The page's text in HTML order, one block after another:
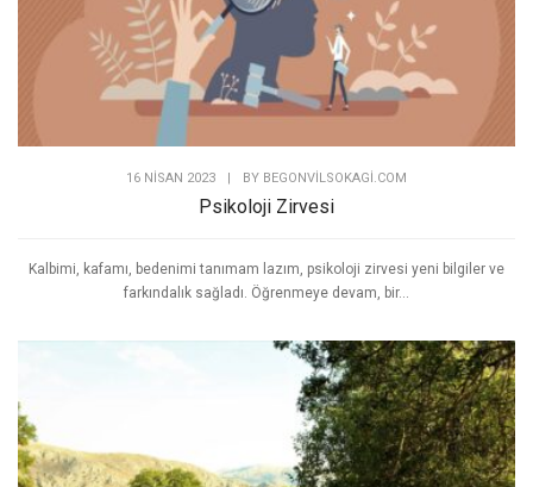
16 NISAN 2023 | BY BEGONVILSOKAGI.COM
Psikoloji Zirvesi
Kalbimi, kafamı, bedenimi tanımam lazım, psikoloji zirvesi yeni bilgiler ve
farkındalık sağladı. Öğrenmeye devam, bir...